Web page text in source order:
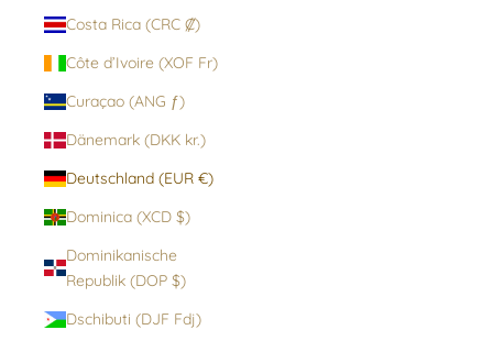
Costa Rica (CRC ₡)
Côte d’Ivoire (XOF Fr)
Curaçao (ANG ƒ)
Dänemark (DKK kr.)
Deutschland (EUR €)
Dominica (XCD $)
Dominikanische
Republik (DOP $)
Dschibuti (DJF Fdj)